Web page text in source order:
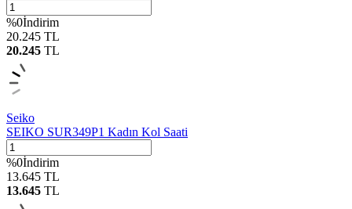
%0İndirim
20.245 TL
20.245 TL
Seiko
SEIKO SUR349P1 Kadın Kol Saati
%0İndirim
13.645 TL
13.645 TL